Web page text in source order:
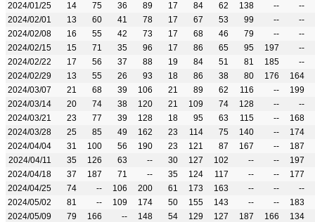
2024/01/25
14 75 36 89 17 84 62 138 --
--
2024/02/01
13 60 41 78 17 67 53 99 --
--
2024/02/08
16 55 42 73 17 68 46 79 --
--
2024/02/15
15 71 35 96 17 86 65 95 197
--
2024/02/22
17 56 37 88 19 84 51 81 185
--
2024/02/29
13 55 26 93 18 86 38 80 176
164
2024/03/07
21 68 39 106 21 89 62 116 --
199
2024/03/14
20 74 38 120 21 109 74 128 --
--
2024/03/21
23 77 39 128 18 95 63 115 --
168
2024/03/28
25 85 49 162 23 114 75 140 --
174
2024/04/04
31 100 56 190 23 121 87 167 --
187
2024/04/11
35 126 63 -- 30 127 102 -- --
197
2024/04/18
37 187 71 -- 35 124 117 -- --
177
2024/04/25
74 -- 106 200 61 173 163 -- --
--
2024/05/02
81 -- 109 174 50 155 143 -- --
183
2024/05/09
79 166 -- 148 54 129 127 187 166
134